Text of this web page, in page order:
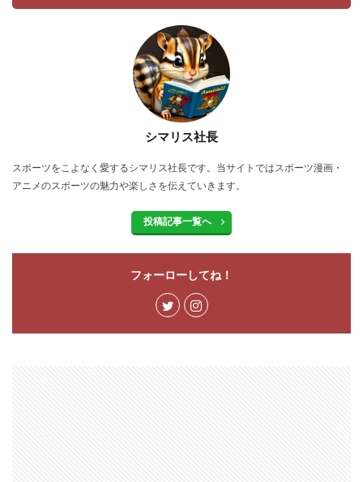
シマリス社長
スポーツをこよなく愛するシマリス社長です。当サイトではスポーツ漫画・
アニメのスポーツの魅力や楽しさを伝えていきます。
投稿記事一覧へ
フォーローしてね！